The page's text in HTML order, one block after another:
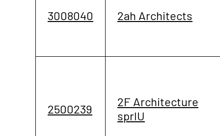
3008040 2ah Architects
2500239
2F Architecture
sprlU